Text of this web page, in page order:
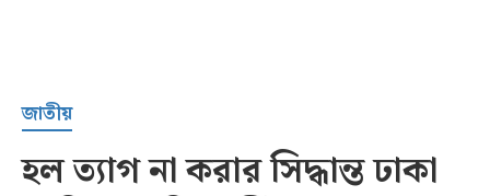
সর্বশেষ
জাতীয়
হল ত্যাগ না করার সিদ্ধান্ত ঢাকা